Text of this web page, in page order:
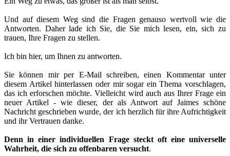
Und auf diesem Weg sind die Fragen genauso wertvoll wie die
Antworten. Daher lade ich Sie, die Sie mich lesen, ein, sich zu
trauen, Ihre Fragen zu stellen.
Ich bin hier, um Ihnen zu antworten.
Sie können mir per E-Mail schreiben, einen Kommentar unter
diesem Artikel hinterlassen oder mir sogar ein Thema vorschlagen,
das ich erforschen möchte. Vielleicht wird auch aus Ihrer Frage ein
neuer Artikel - wie dieser, der als Antwort auf Jaimes schöne
Nachricht geschrieben wurde, der ich herzlich für ihre Aufrichtigkeit
und ihr Vertrauen danke.
Denn in einer individuellen Frage steckt oft eine universelle
Wahrheit, die sich zu offenbaren versucht.